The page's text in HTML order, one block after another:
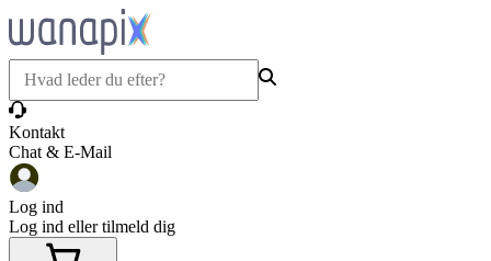
Kontakt
Chat & E-Mail
Log ind
Log ind eller tilmeld dig